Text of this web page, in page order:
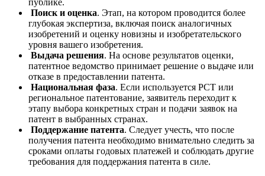
публике.
Поиск и оценка. Этап, на котором проводится более
глубокая экспертиза, включая поиск аналогичных
изобретений и оценку новизны и изобретательского
уровня вашего изобретения.
Выдача решения. На основе результатов оценки,
патентное ведомство принимает решение о выдаче или
отказе в предоставлении патента.
Национальная фаза. Если используется PCT или
региональное патентование, заявитель переходит к
этапу выбора конкретных стран и подачи заявок на
патент в выбранных странах.
Поддержание патента. Следует учесть, что после
получения патента необходимо внимательно следить за
сроками оплаты годовых платежей и соблюдать другие
требования для поддержания патента в силе.